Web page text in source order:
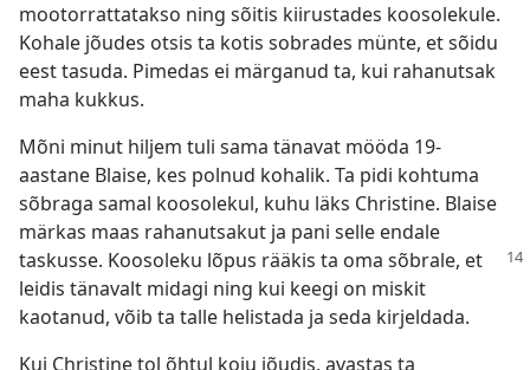
mootorrattatakso ning sõitis kiirustades koosolekule.
Kohale jõudes otsis ta kotis sobrades münte, et sõidu
eest tasuda. Pimedas ei märganud ta, kui rahanutsak
maha kukkus.
Mõni minut hiljem tuli sama tänavat mööda 19-
aastane Blaise, kes polnud kohalik. Ta pidi kohtuma
sõbraga samal koosolekul, kuhu läks Christine. Blaise
märkas maas rahanutsakut ja pani selle endale
taskusse. Koosoleku lõpus rääkis ta oma sõbrale, et
leidis tänavalt midagi ning kui keegi on miskit
kaotanud, võib ta talle helistada ja seda kirjeldada.
Kui Christine tol õhtul koju jõudis, avastas ta